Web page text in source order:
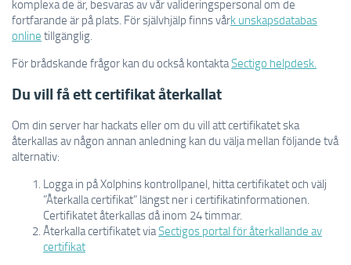
komplexa de är, besvaras av vår valideringspersonal om de
fortfarande är på plats. För självhjälp finns vårk unskapsdatabas
online tillgänglig.
För brådskande frågor kan du också kontaktaSectigo helpdesk.
Du vill få ett certifikat återkallat
Om din server har hackats eller om du vill att certifikatet ska
återkallas av någon annan anledning kan du välja mellan följande två
alternativ:
Logga in på Xolphins kontrollpanel, hitta certifikatet och välj
”Återkalla certifikat” längst ner i certifikatinformationen.
Certifikatet återkallas då inom 24 timmar.
Återkalla certifikatet viaSectigos portal för återkallande av
certifikat